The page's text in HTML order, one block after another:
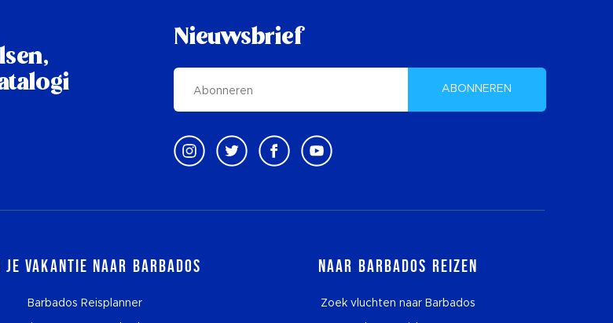
Nieuwsbrief
ABONNEREN
je vakantie naar Barbados
Barbados Reisplanner
Naar Barbados reizen
Zoek vluchten naar Barbados